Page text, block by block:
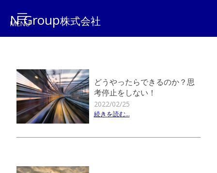
N Group株式会社
どうやったらできるのか？思
考停止をしない！
2022/02/25
続きを読む...